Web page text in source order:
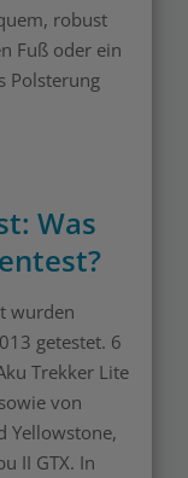
robust
Fuß oder ein
Polsterung
Was
wurden
getestet. 6
Trekker Lite
von
Yellowstone,
II GTX. In